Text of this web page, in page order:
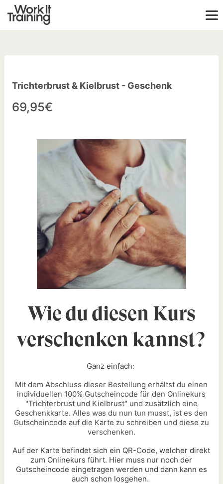
Trichterbrust & Kielbrust - Geschenk
69,95€
Wie du diesen Kurs
verschenken kannst?
Ganz einfach:
Mit dem Abschluss dieser Bestellung erhältst du einen
individuellen 100% Gutscheincode für den Onlinekurs
"Trichterbrust und Kielbrust" und zusätzlich eine
Geschenkkarte. Alles was du nun tun musst, ist es den
Gutscheincode auf die Karte zu schreiben und diese zu
verschenken.
Auf der Karte befindet sich ein QR-Code, welcher direkt
zum Onlinekurs führt. Hier muss nur noch der
Gutscheincode eingetragen werden und dann kann es
auch schon losgehen.